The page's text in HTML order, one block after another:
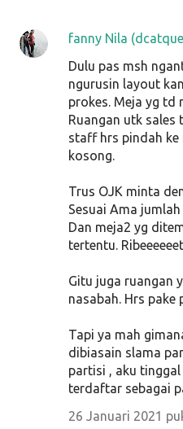
fanny Nila
Dulu pas msh
ngurusin layout
prokes. Meja yg td
Ruangan utk sales
staff hrs pindah ke
kosong.
Trus OJK minta
Sesuai Ama
Dan meja2 yg
tertentu.
Gitu juga ruangan
nasabah. Hrs pake
Tapi ya mah
dibiasain slama
partisi , aku
terdaftar sebagai
26 Januari 2021